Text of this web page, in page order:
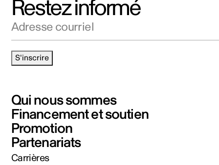
Restez informé
S'inscrire
Qui nous sommes
Financement et soutien
Promotion
Partenariats
Carrières